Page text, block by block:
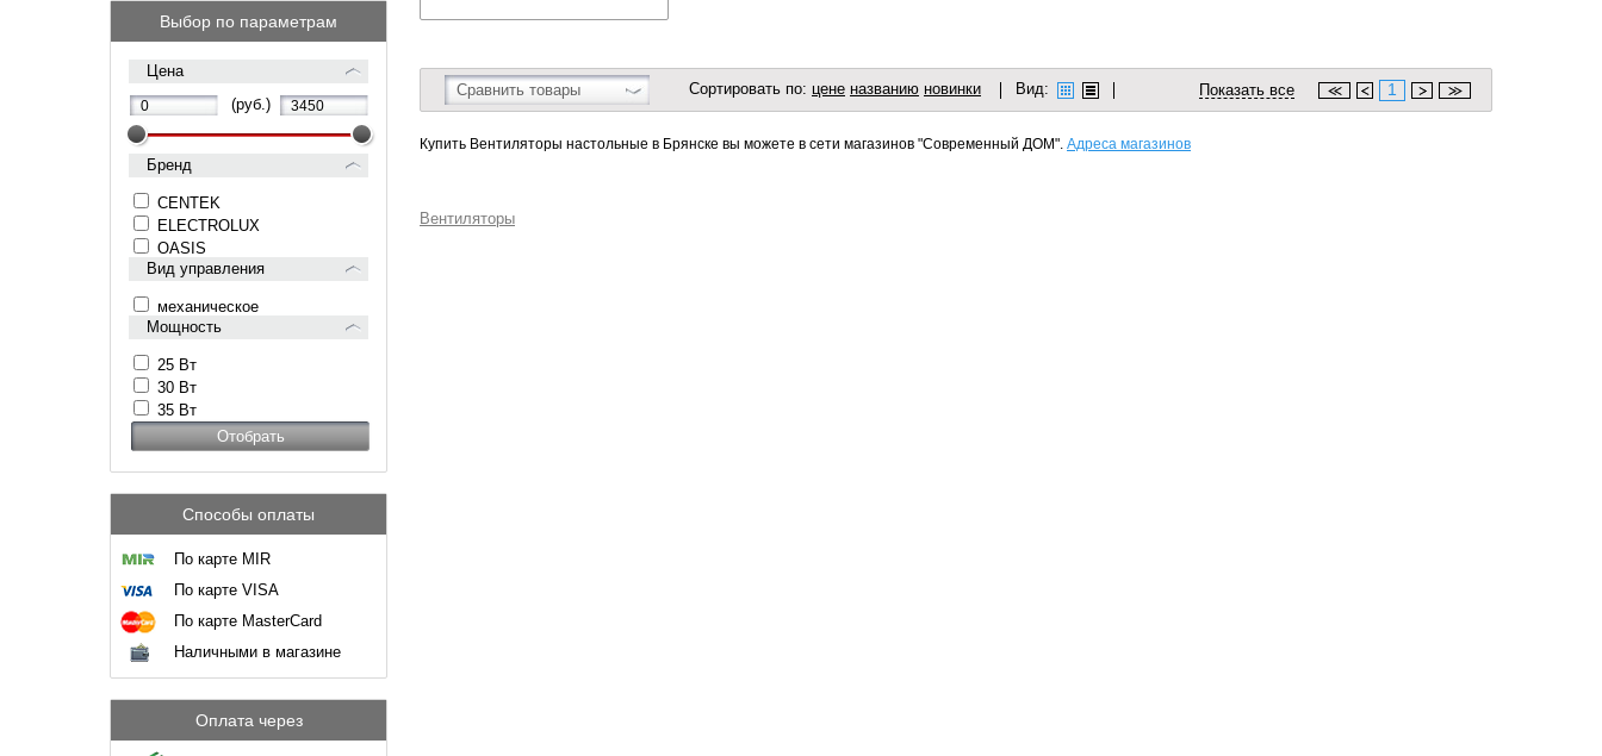
Выбор по параметрам
Цена
(руб.)
Бренд
CENTEK
ELECTROLUX
OASIS
Вид управления
механическое
Мощность
25 Вт
30 Вт
35 Вт
Способы оплаты
По карте MIR
По карте VISA
По карте MasterCard
Наличными в магазине
Оплата через
Сравнить товары Сортировать по: цене названию новинки Вид: Показать все 1
Купить Вентиляторы настольные в Брянске вы можете в сети магазинов "Современный ДОМ". Адреса магазинов
Вентиляторы